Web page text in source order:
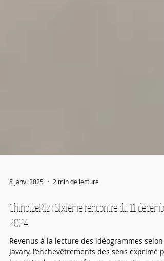
8 janv. 2025
ChinoizeRiz : Sixième rencontre du 11 décembre